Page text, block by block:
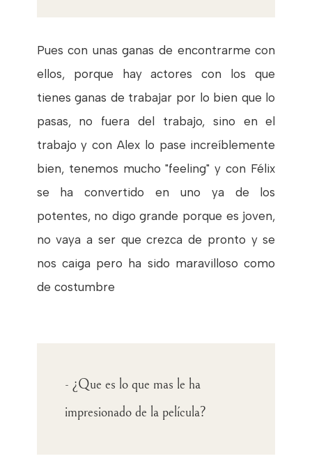
Pues con unas ganas de encontrarme con
ellos, porque hay actores con los que
tienes ganas de trabajar por lo bien que lo
pasas, no fuera del trabajo, sino en el
trabajo y con Alex lo pase increíblemente
bien, tenemos mucho "feeling" y con Félix
se ha convertido en uno ya de los
potentes, no digo grande porque es joven,
no vaya a ser que crezca de pronto y se
nos caiga pero ha sido maravilloso como
de costumbre
- ¿Que es lo que mas le ha
impresionado de la película?